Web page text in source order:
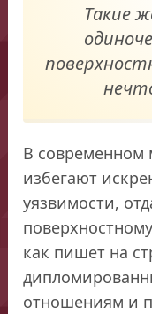
Такие
В современном
избегают
уязвимости,
как пишет на
отношениям и